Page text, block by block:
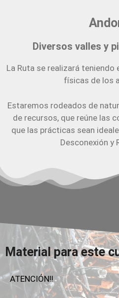
Diversos valles y
La Ruta se realizará teniendo
físicas de los
Estaremos rodeados de
de recursos, que reúne las
que las prácticas sean
Desconexión y
Material para este
ATENCIÓN!!